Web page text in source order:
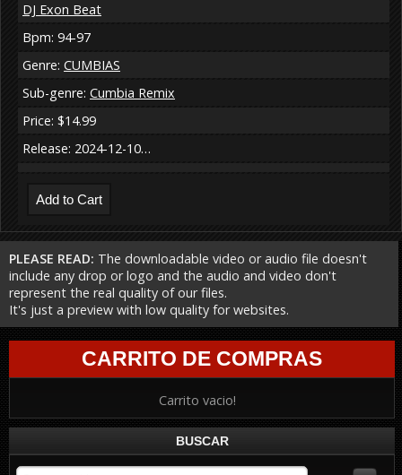
DJ Exon Beat
Bpm: 94-97
Genre: CUMBIAS
Sub-genre: Cumbia Remix
Price: $14.99
Release: 2024-12-10…
PLEASE READ: The downloadable video or audio file doesn't
include any drop or logo and the audio and video don't
represent the real quality of our files.
It's just a preview with low quality for websites.
CARRITO DE COMPRAS
Carrito vacio!
BUSCAR